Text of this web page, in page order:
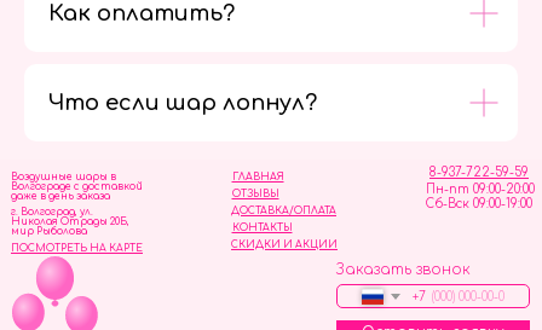
Как оплатить?
Что если шар лопнул?
ОТЗЫВЫ
ГЛАВНАЯ
ДОСТАВКА/ОПЛАТА
СКИДКИ И АКЦИИ
КОНТАКТЫ
8-937-722-59-59
Пн-пт 09:00-20:00
Сб-Вск 09:00-19:00
Воздушные шары в
Волгограде с доставкой
даже в день заказа
Заказать звонок
+7
г. Волгоград, ул.
Николая Отрады 20Б,
мир Рыболова
ПОСМОТРЕТЬ НА КАРТЕ